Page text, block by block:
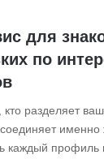
для
по
кто разделяет
именно
каждый профиль